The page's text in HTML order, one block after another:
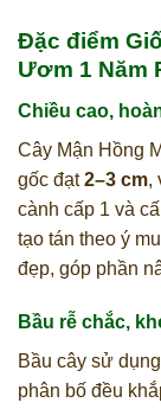
Đặc điểm
Ươm 1 Năm
Chiều cao,
Cây Mận Hồng
gốc đạt2–3 cm,
cành cấp 1 và
tạo tán theo ý
đẹp, góp phần
Bầu rễ chắc,
Bầu cây sử
phân bố đều